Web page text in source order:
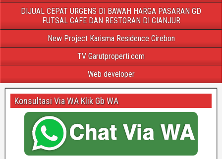
DIJUAL CEPAT URGENS DI BAWAH HARGA PASARAN GD
FUTSAL CAFE DAN RESTORAN DI CIANJUR
New Project Karisma Residence Cirebon
TV Garutproperti.com
Web developer
Konsultasi Via WA Klik Gb WA